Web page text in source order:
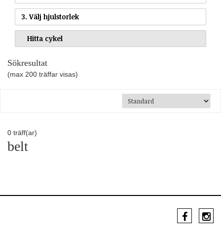
3. Välj hjulstorlek
Sökresultat
(max 200 träffar visas)
0 träff(ar)
belt